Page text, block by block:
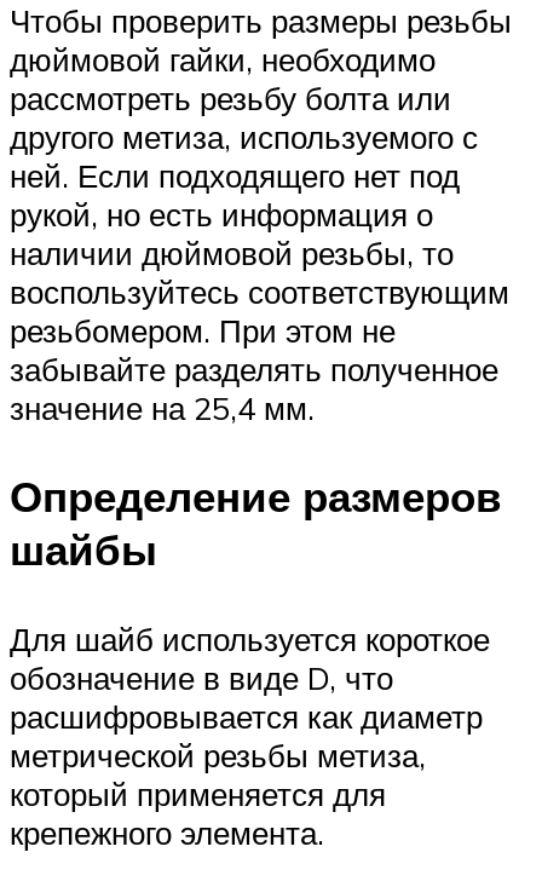
Чтобы проверить размеры резьбы
дюймовой гайки, необходимо
рассмотреть резьбу болта или
другого метиза, используемого с
ней. Если подходящего нет под
рукой, но есть информация о
наличии дюймовой резьбы, то
воспользуйтесь соответствующим
резьбомером. При этом не
забывайте разделять полученное
значение на 25,4 мм.
Определение размеров
шайбы
Для шайб используется короткое
обозначение в виде D, что
расшифровывается как диаметр
метрической резьбы метиза,
который применяется для
крепежного элемента.